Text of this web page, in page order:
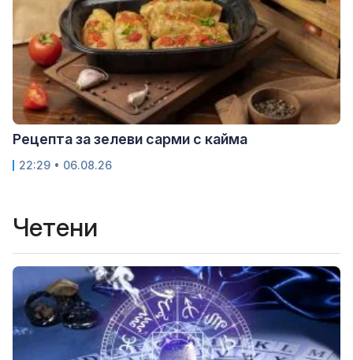
Рецепта за зелеви сарми с кайма
22:29 • 06.08.26
Четени